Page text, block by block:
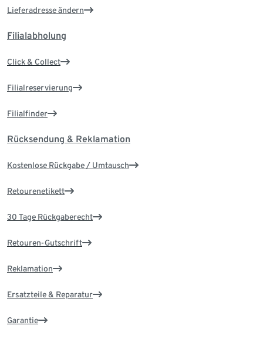
Lieferadresse ändern
Filialabholung
Click & Collect
Filialreservierung
Filialfinder
Rücksendung & Reklamation
Kostenlose Rückgabe / Umtausch
Retourenetikett
30 Tage Rückgaberecht
Retouren-Gutschrift
Reklamation
Ersatzteile & Reparatur
Garantie